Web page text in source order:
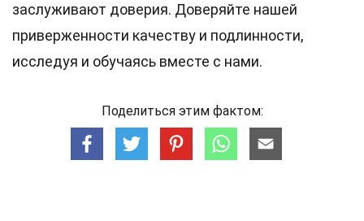
заслуживают доверия. Доверяйте нашей
приверженности качеству и подлинности,
исследуя и обучаясь вместе с нами.
Поделиться этим фактом: